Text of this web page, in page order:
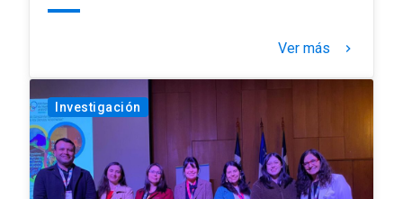
Ver más keyboard_arrow_right
Investigación